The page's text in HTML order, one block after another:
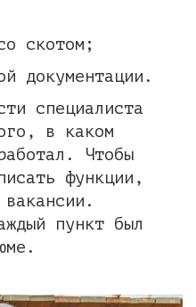
скотом;
документации.
специалиста
в каком
Чтобы
функции,
пункт был